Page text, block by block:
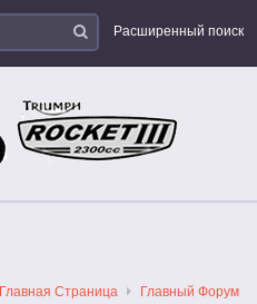
Расширенный поиск
Главная Страница Главный Форум